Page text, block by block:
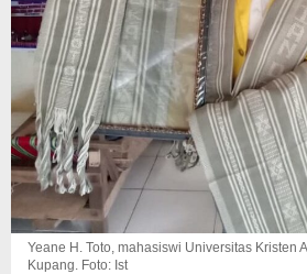
Yeane H. Toto, mahasiswi Universitas Kristen
Kupang. Foto: Ist